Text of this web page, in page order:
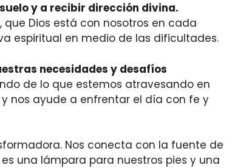
y a recibir dirección divina.
Dios está con nosotros en cada
espiritual en medio de las dificultades.
necesidades y desafíos
de lo que estemos atravesando en
nos ayude a enfrentar el día con fe y
Nos conecta con la fuente de
una lámpara para nuestros pies y una